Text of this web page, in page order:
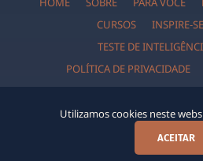
CURSOS
INSPIRE-SE
TESTE DE
POLÍTICA DE PRIVACIDADE
Utilizamos cookies neste
ACEITAR